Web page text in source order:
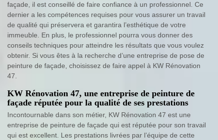
façade, il est conseillé de faire confiance à un professionnel. Ce
dernier a les compétences requises pour vous assurer un travail
de qualité qui préservera et garantira l’esthétique de votre
immeuble. En plus, le professionnel pourra vous donner des
conseils techniques pour atteindre les résultats que vous voulez
obtenir. Si vous êtes à la recherche d’une entreprise de pose de
peinture de façade, choisissez de faire appel à KW Rénovation
47.
KW Rénovation 47, une entreprise de peinture de
façade réputée pour la qualité de ses prestations
Incontournable dans son métier, KW Rénovation 47 est une
entreprise de peinture de façade qui est réputée pour son travail
qui est excellent. Les prestations livrées par l’équipe de cette